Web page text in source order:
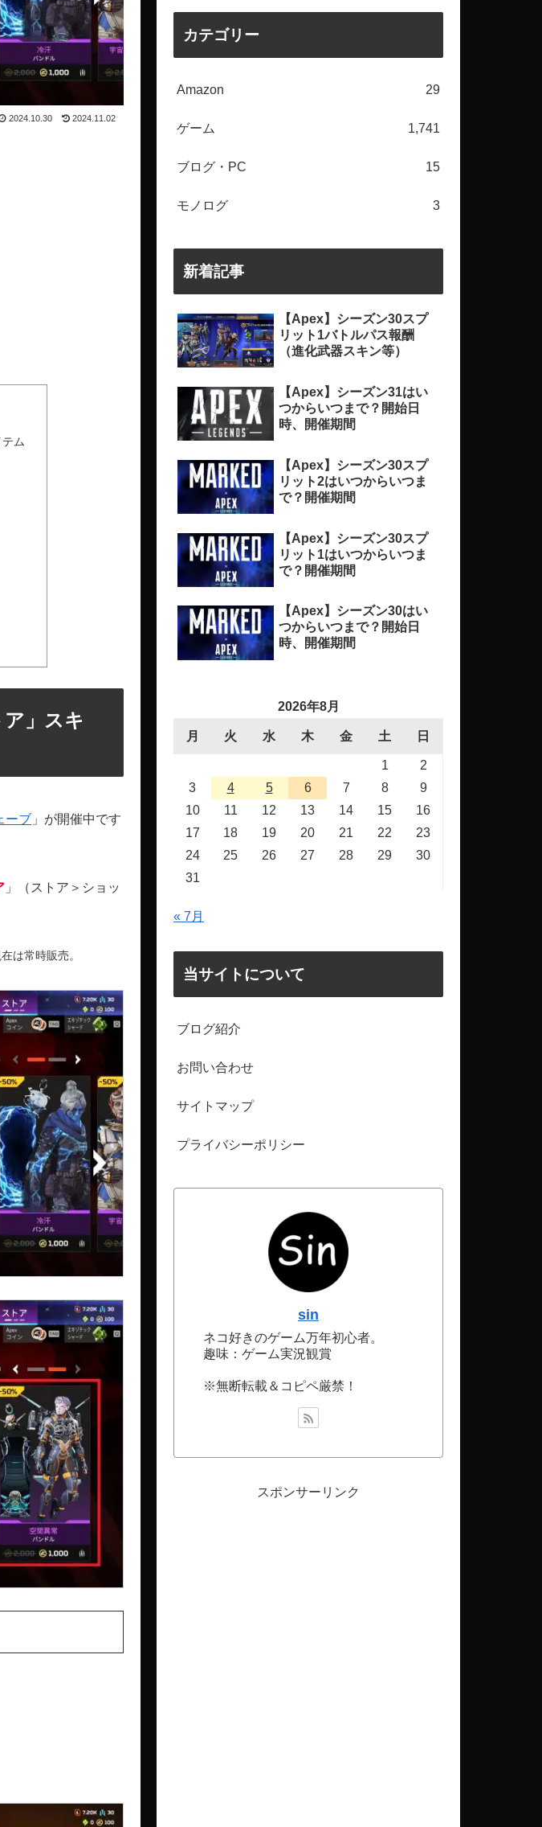
2024.10.30 2024.11.02
ム
」スキ
ーブ 」が開催中です
」（ストア＞ショッ
は常時販売。
カテゴリー
Amazon 29
ゲーム 1,741
ブログ・PC 15
モノログ 3
新着記事
【Apex】シーズン30スプ
リット1バトルパス報酬
（進化武器スキン等）
【Apex】シーズン31はい
つからいつまで？開始日
時、開催期間
【Apex】シーズン30スプ
リット2はいつからいつま
で？開催期間
【Apex】シーズン30スプ
リット1はいつからいつま
で？開催期間
【Apex】シーズン30はい
つからいつまで？開始日
時、開催期間
2026年8月
月 火 水 木 金 土 日
1
2
3
4 5 6 7 8
9
10
11 12 13 14 15
16
17
18 19 20 21 22
23
24
25 26 27 28 29
30
31
« 7月
当サイトについて
ブログ紹介
お問い合わせ
サイトマップ
プライバシーポリシー
sin
ネコ好きのゲーム万年初心者。
趣味：ゲーム実況観賞
※無断転載＆コピペ厳禁！
スポンサーリンク